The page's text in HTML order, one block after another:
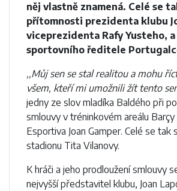
něj vlastně znamená. Celé se
přítomnosti prezidenta klubu
viceprezidenta Rafy Yusteho,
sportovního ředitele
,,Můj sen se stal realitou a mohu
všem, kteří mi umožnili žít tento
jedny ze slov mladíka Baldého při
smlouvy v tréninkovém areálu Barçy
Esportiva Joan Gamper. Celé se tak
stadionu Tita Vilanovy.
K hráči a jeho prodloužení smlouvy
nejvyšší představitel klubu, Joan